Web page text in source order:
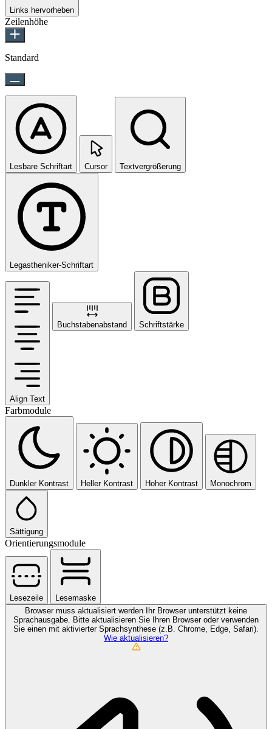
Links hervorheben
Zeilenhöhe
Standard
Lesbare Schriftart Cursor Textvergrößerung
Legastheniker-Schriftart
Align Text
Buchstabenabstand Schriftstärke
Farbmodule
Dunkler Kontrast Heller Kontrast Hoher Kontrast Monochrom
Sättigung
Orientierungsmodule
Lesezeile
Lesemaske
Browser muss aktualisiert werden
Ihr Browser unterstützt keine
Sprachausgabe. Bitte aktualisieren Sie Ihren Browser oder verwenden
Sie einen mit aktivierter Sprachsynthese (z.B. Chrome, Edge, Safari).
Wie aktualisieren?